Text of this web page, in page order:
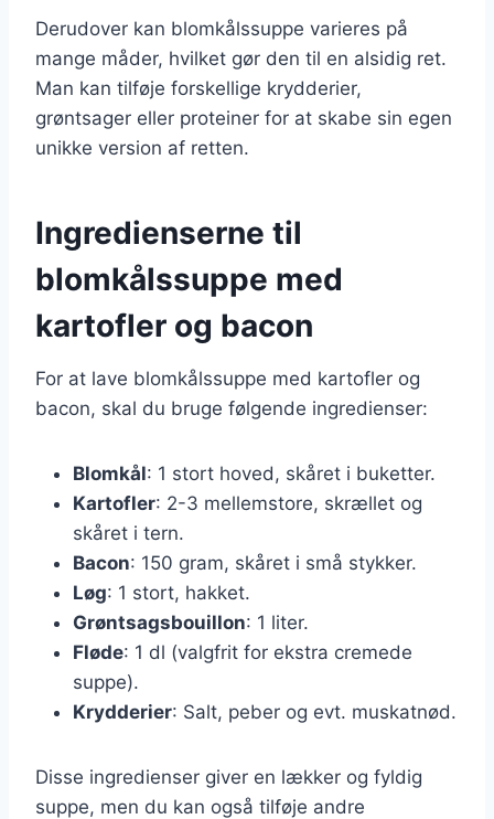
Derudover kan blomkålssuppe varieres på
mange måder, hvilket gør den til en alsidig ret.
Man kan tilføje forskellige krydderier,
grøntsager eller proteiner for at skabe sin egen
unikke version af retten.
Ingredienserne til
blomkålssuppe med
kartofler og bacon
For at lave blomkålssuppe med kartofler og
bacon, skal du bruge følgende ingredienser:
Blomkål: 1 stort hoved, skåret i buketter.
Kartofler: 2-3 mellemstore, skrællet og
skåret i tern.
Bacon: 150 gram, skåret i små stykker.
Løg: 1 stort, hakket.
Grøntsagsbouillon: 1 liter.
Fløde: 1 dl (valgfrit for ekstra cremede
suppe).
Krydderier: Salt, peber og evt. muskatnød.
Disse ingredienser giver en lækker og fyldig
suppe, men du kan også tilføje andre